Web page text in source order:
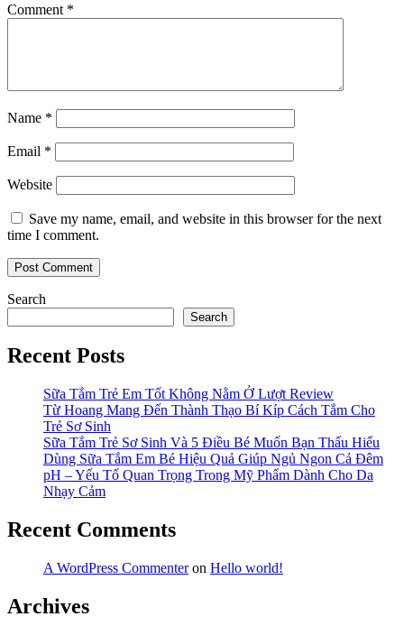
Comment *
Name *
Email *
Website
Save my name, email, and website in this browser for the next
time I comment.
Search
Search
Recent Posts
Sữa Tắm Trẻ Em Tốt Không Nằm Ở Lượt Review
Từ Hoang Mang Đến Thành Thạo Bí Kíp Cách Tắm Cho
Trẻ Sơ Sinh
Sữa Tắm Trẻ Sơ Sinh Và 5 Điều Bé Muốn Bạn Thấu Hiểu
Dùng Sữa Tắm Em Bé Hiệu Quả Giúp Ngủ Ngon Cả Đêm
pH – Yếu Tố Quan Trọng Trong Mỹ Phẩm Dành Cho Da
Nhạy Cảm
Recent Comments
A WordPress Commenteron Hello world!
Archives